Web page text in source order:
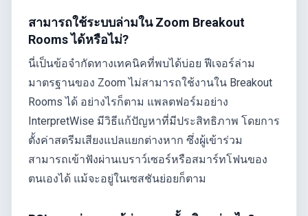
สามารถใช้ระบบล่ามใน Zoom Breakout
Rooms ได้หรือไม่?
นี่เป็นข้อจำกัดทางเทคนิคที่พบได้บ่อย ฟีเจอร์ล่าม
มาตรฐานของ Zoom ไม่สามารถใช้งานใน Breakout
Rooms ได้ อย่างไรก็ตาม แพลตฟอร์มอย่าง
InterpretWise มีวิธีแก้ปัญหาที่มีประสิทธิภาพ โดยการ
ตั้งค่าสตรีมเสียงแปลแยกต่างหาก ซึ่งผู้เข้าร่วม
สามารถเข้าฟังผ่านเบราว์เซอร์หรือสมาร์ทโฟนของ
ตนเองได้ แม้จะอยู่ในเซสชันย่อยก็ตาม